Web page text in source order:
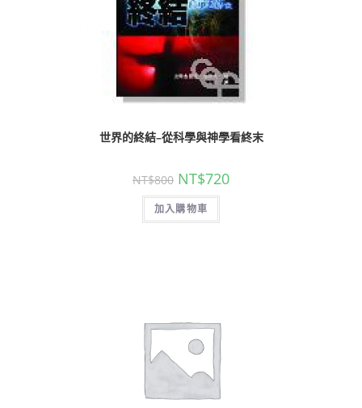
世界的終結–從科學與神學看終末
NT$800 NT$720
加入購物車